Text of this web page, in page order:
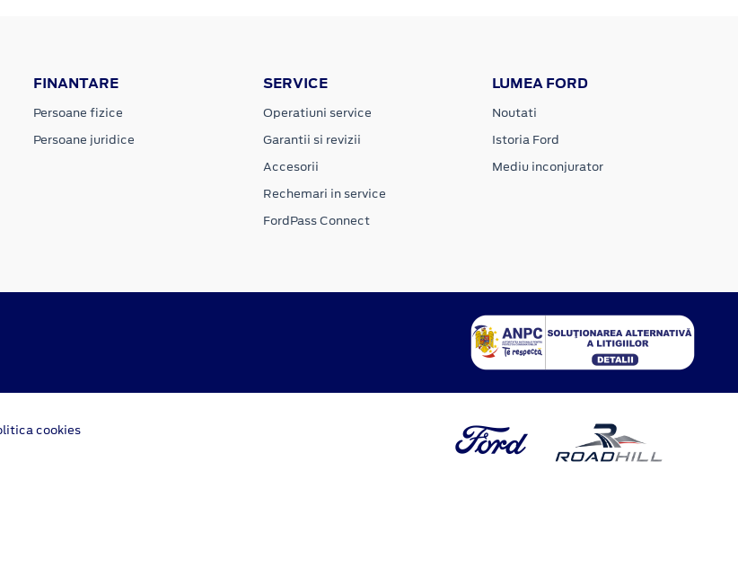
FINANTARE
Persoane fizice
Persoane juridice
SERVICE
Operatiuni service
Garantii si revizii
Accesorii
Rechemari in service
FordPass Connect
LUMEA FORD
Noutati
Istoria Ford
Mediu inconjurator
cookies